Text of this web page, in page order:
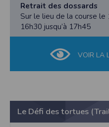
Retrait des dossards
Sur le lieu de la course
16h30 jusqu’à 17h45
VOIR LA
Le Défi des tortues